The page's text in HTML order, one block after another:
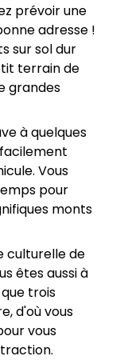
prévoir une
adresse !
sur sol dur
terrain de
grandes
à quelques
Vous
pour
monts
culturelle de
êtes aussi à
trois
d'où vous
vous